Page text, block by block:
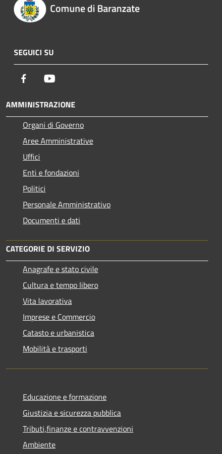
Comune di Baranzate
SEGUICI SU
Facebook
AMMINISTRAZIONE
Organi di Governo
Aree Amministrative
Uffici
Enti e fondazioni
Politici
Personale Amministrativo
Documenti e dati
CATEGORIE DI SERVIZIO
Anagrafe e stato civile
Cultura e tempo libero
Vita lavorativa
Imprese e Commercio
Catasto e urbanistica
Mobilità e trasporti
Educazione e formazione
Giustizia e sicurezza pubblica
Tributi,finanze e contravvenzioni
Ambiente